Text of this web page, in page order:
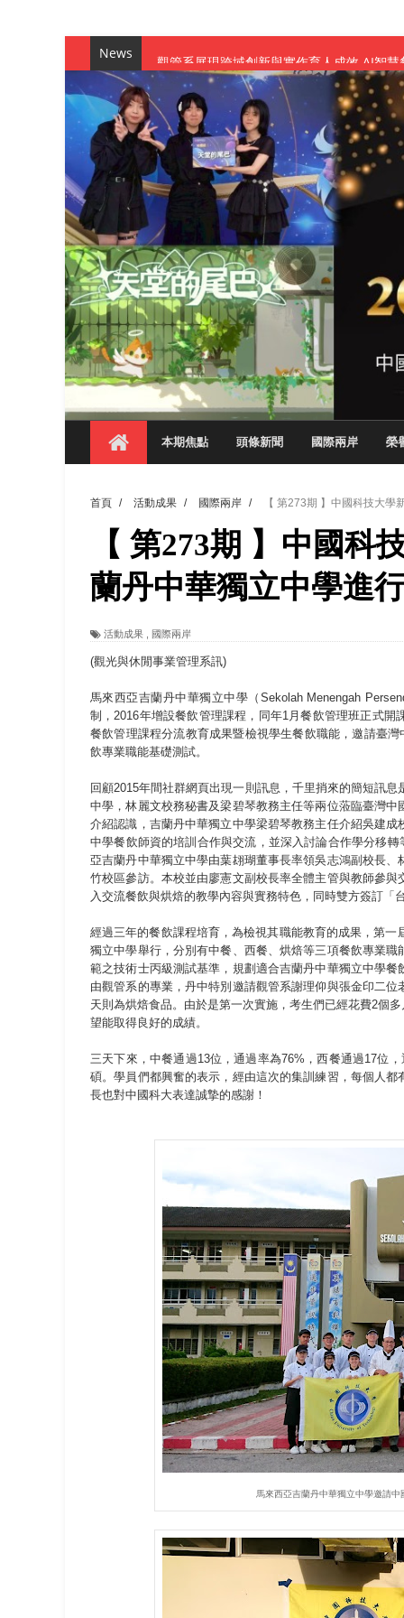
News
觀管系展現跨域創新與實作育人成效 AI智
學務處舉辦「董事長『聊』心室」 上官董
成人之美成就學生夢想 菁英學程陪伴財金
金曲陣容強勢進駐！中國科大原民音樂成果
數媒系《天堂的尾巴》、《礦影》勇奪台灣
師生攜手磨練一個月！觀管系榮獲天籟盃
一銀彭仁主中國科大開講 解密AI時代的金
通識教育中心主辦「114學年度AI英文自我
數據後的溫度：財金系傑出校友共議「人
森城建設股份有限公司捐贈 嘉惠行管系莘莘
產學合作新里程！財金系師生參訪中租控股
英文公園 315期
【 第404期 】影視系榮獲59屆美國休士頓
【 第404期 】你抓得到我嗎？數媒系VR新
【 第404期 】探索空間設計解方 室設系學
【 第404期 】從創意到實踐 數媒系學生於
【 第404期 】以品格奠基、用領導領航：
【 第404期 】此夏，向未來！ 中國科大新
領航AI創先例！ 數媒系錄音室獲「杜比全
本期焦點 頭條新聞 國際兩岸 榮
首頁 / 活動成果 / 國際兩岸 / 【 第273期 】中國科技大
【 第273期 】中國科
蘭丹中華獨立中學進
活動成果 國際兩岸
(觀光與休閒事業管理系訊)
馬來西亞吉蘭丹中華獨立中學（Sekolah Menengah
制，2016年增設餐飲管理課程，同年1月餐飲管理班正式
餐飲管理課程分流教育成果暨檢視學生餐飲職能，邀請臺
飲專業職能基礎測試。
回顧2015年間社群網頁出現一則訊息，千里捎來的簡短訊
中學，林麗文校務秘書及梁碧琴教務主任等兩位蒞臨臺灣
介紹認識，吉蘭丹中華獨立中學梁碧琴教務主任介紹吳建
中學餐飲師資的培訓合作與交流，並深入討論合作學分移
亞吉蘭丹中華獨立中學由葉翃瑚董事長率領吳志鴻副校長
竹校區參訪。本校並由廖憲文副校長率全體主管與教師參
入交流餐飲與烘焙的教學內容與實務特色，同時雙方簽訂「
經過三年的餐飲課程培育，為檢視其職能教育的成果，第
獨立中學舉行，分別有中餐、西餐、烘焙等三項餐飲專業
範之技術士丙級測試基準，規劃適合吉蘭丹中華獨立中學
由觀管系的專業，丹中特別邀請觀管系謝理仰與張金印二
天則為烘焙食品。由於是第一次實施，考生們已經花費2個
望能取得良好的成績。
三天下來，中餐通過13位，通過率為76%，西餐通過17位
碩。學員們都興奮的表示，經由這次的集訓練習，每個人
長也對中國科大表達誠摯的感謝！
馬來西亞吉蘭丹中華獨立中學邀請